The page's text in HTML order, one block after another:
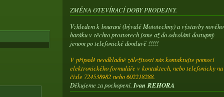
ZMĚNA OTEVÍRACÍ DOBY PRODEJNY.
Vzhledem k bouraní (bývalé Mototechny) a výstavby nového
baráku v těchto prostorech jsme až do odvolání dostupný
jenom po telefonické domluvě !!!!!
V případě neodkladné záležitosti nás kontaktujte pomocí
elektronického formuláře v kontaktech, nebo telefonicky na
čísle 724538982 nebo 602218288.
Děkujeme za pochopení. Ivan REHORA